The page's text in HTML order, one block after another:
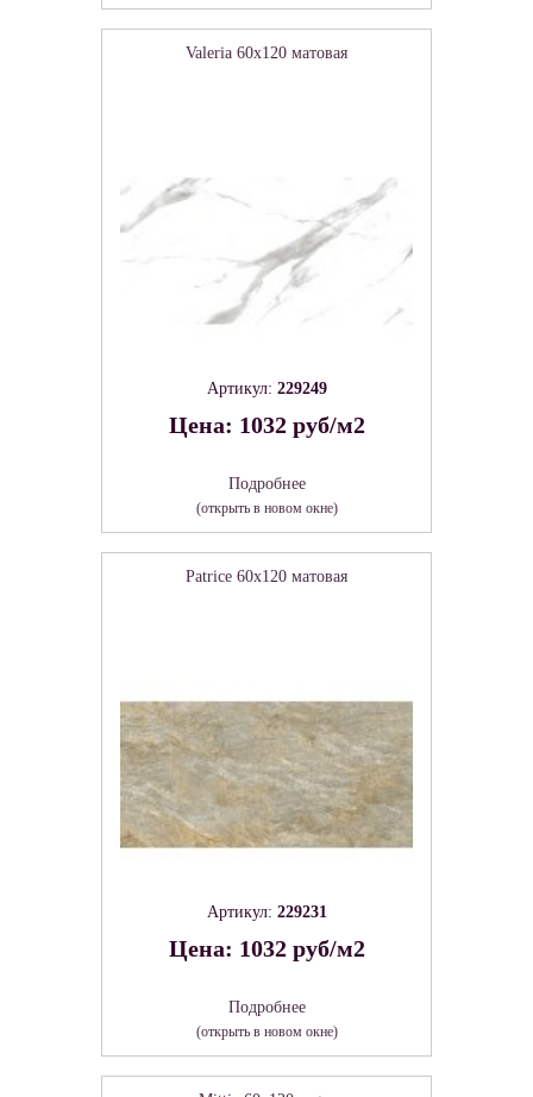
Valeria 60х120 матовая
Артикул: 229249
Цена: 1032 руб/м2
Подробнее
(открыть в новом окне)
Patrice 60х120 матовая
Артикул: 229231
Цена: 1032 руб/м2
Подробнее
(открыть в новом окне)